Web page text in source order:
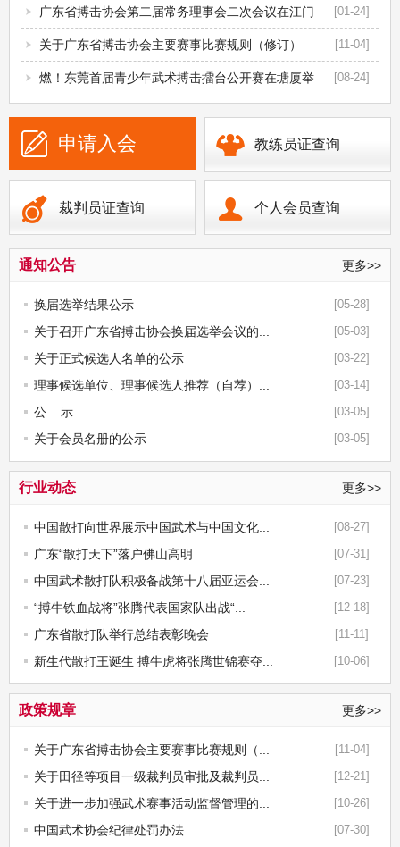
法》的函... [01-24]
广东省搏击协会第二届常务理事会二次会议在江门
举行 [11-04]
关于广东省搏击协会主要赛事比赛规则（修订）
[08-24]
燃！东莞首届青少年武术搏击擂台公开赛在塘厦举
申请入会 教练员证查询
裁判员证查询 个人会员查询
更多>>
通知公告
[05-28]
换届选举结果公示
[05-03]
关于召开广东省搏击协会换届选举会议的...
[03-22]
关于正式候选人名单的公示
[03-14]
理事候选单位、理事候选人推荐（自荐）...
[03-05]
公 示
[03-05]
关于会员名册的公示
更多>>
行业动态
[08-27]
中国散打向世界展示中国武术与中国文化...
[07-31]
广东“散打天下”落户佛山高明
[07-23]
中国武术散打队积极备战第十八届亚运会...
[12-18]
“搏牛铁血战将”张腾代表国家队出战“...
[11-11]
广东省散打队举行总结表彰晚会
[10-06]
新生代散打王诞生 搏牛虎将张腾世锦赛夺...
更多>>
政策规章
[11-04]
关于广东省搏击协会主要赛事比赛规则（...
[12-21]
关于田径等项目一级裁判员审批及裁判员...
[10-26]
关于进一步加强武术赛事活动监督管理的...
[07-30]
中国武术协会纪律处罚办法